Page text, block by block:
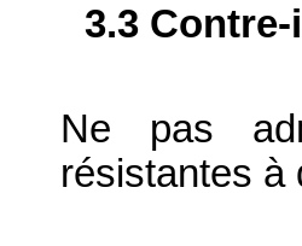
3.3
Ne pas
résistantes à